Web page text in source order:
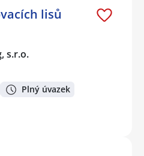
lisů
s.r.o.
Plný úvazek